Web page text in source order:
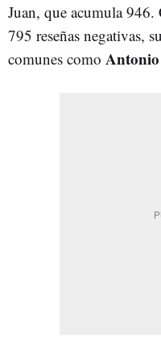
Juan, que acumula
795 reseñas negativas,
comunes como Antonio